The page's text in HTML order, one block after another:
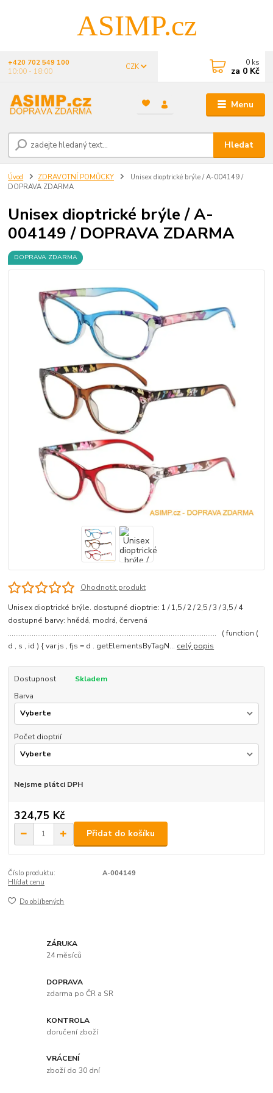
ASIMP.cz
Menu
CZK
Hledat
+420 702 549 100
10:00 - 18:00
0 ks
za 0 Kč
Úvod ZDRAVOTNÍ POMŮCKY
Unisex dioptrické brýle / A-004149 /
DOPRAVA ZDARMA
Unisex dioptrické brýle / A-
004149 / DOPRAVA ZDARMA
DOPRAVA ZDARMA
Ohodnotit produkt
Unisex dioptrické brýle. dostupné dioptrie: 1 / 1,5 / 2 / 2,5 / 3 / 3,5 / 4
dostupné barvy: hnědá, modrá, červená
.................................................................................................................. ( function (
d , s , id ) { var js , fjs = d . getElementsByTagN... celý popis
Dostupnost
Skladem
Barva
Počet dioptrií
Nejsme plátci DPH
324,75 Kč
Přidat do košíku
Číslo produktu:
A-004149
Hlídat cenu
Do oblíbených
ZÁRUKA
24 měsíců
DOPRAVA
zdarma po ČR a SR
KONTROLA
doručení zboží
VRÁCENÍ
zboží do 30 dní